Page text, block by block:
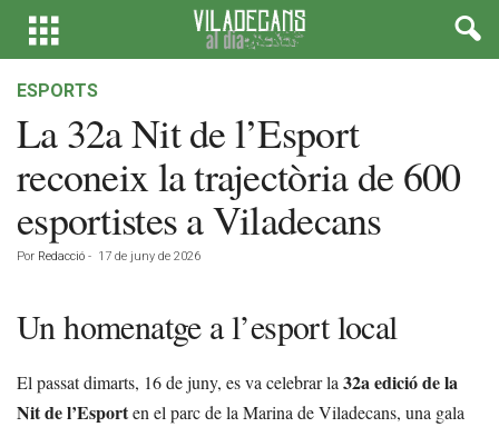
ESPORTS
La 32a Nit de l’Esport
reconeix la trajectòria de 600
esportistes a Viladecans
Por Redacció - 17 de juny de 2026
Un homenatge a l’esport local
El passat dimarts, 16 de juny, es va celebrar la 32a edició de la
Nit de l’Esporten el parc de la Marina de Viladecans, una gala